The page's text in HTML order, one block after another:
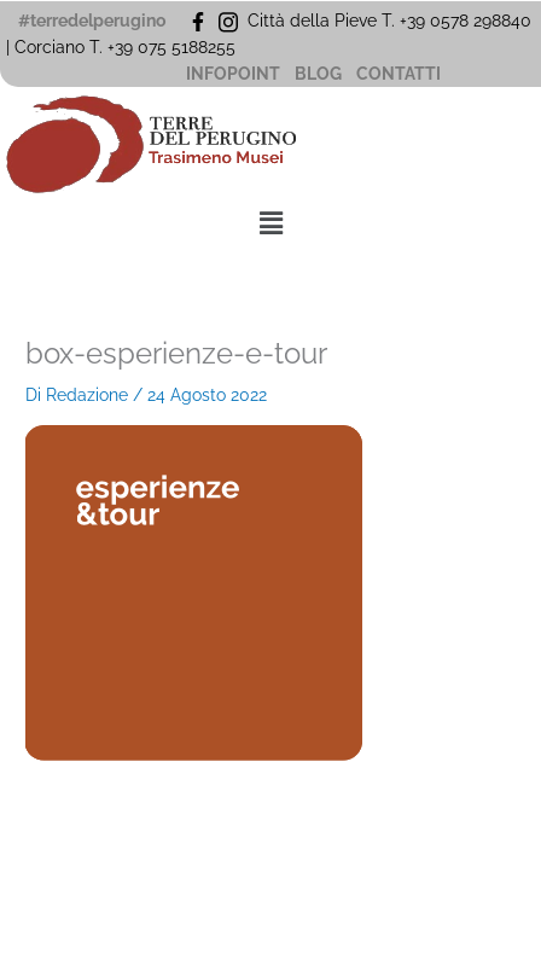
Vai
al
#terredelperugino
Città della Pieve T. +39 0578 298840
| Corciano T. +39 075 5188255
INFOPOINT
BLOG CONTATTI
Menu
box-esperienze-e-tour
Di Redazione/24 Agosto 2022